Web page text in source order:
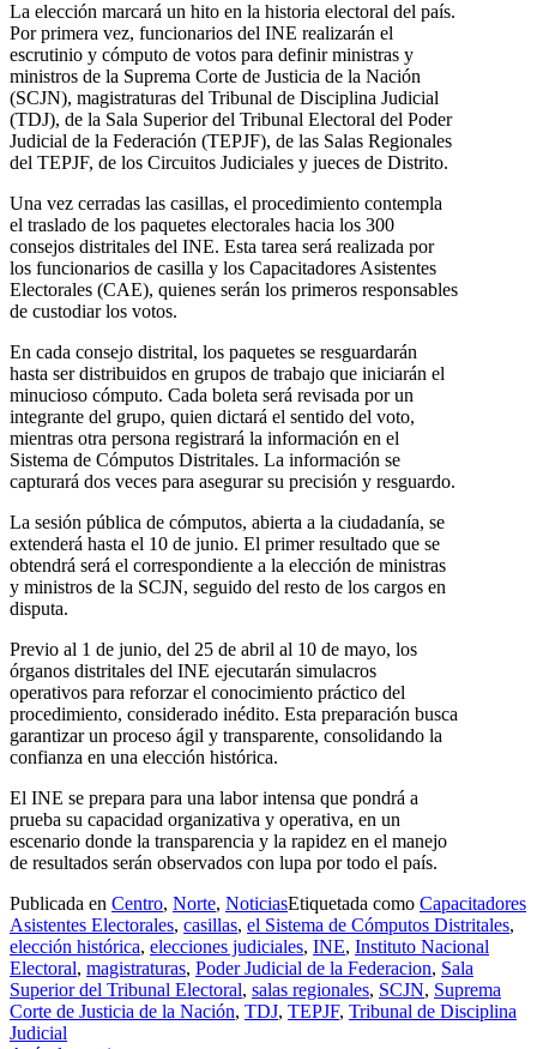
La elección marcará un hito en la historia electoral del país.
Por primera vez, funcionarios del INE realizarán el
escrutinio y cómputo de votos para definir ministras y
ministros de la Suprema Corte de Justicia de la Nación
(SCJN), magistraturas del Tribunal de Disciplina Judicial
(TDJ), de la Sala Superior del Tribunal Electoral del Poder
Judicial de la Federación (TEPJF), de las Salas Regionales
del TEPJF, de los Circuitos Judiciales y jueces de Distrito.
Una vez cerradas las casillas, el procedimiento contempla
el traslado de los paquetes electorales hacia los 300
consejos distritales del INE. Esta tarea será realizada por
los funcionarios de casilla y los Capacitadores Asistentes
Electorales (CAE), quienes serán los primeros responsables
de custodiar los votos.
En cada consejo distrital, los paquetes se resguardarán
hasta ser distribuidos en grupos de trabajo que iniciarán el
minucioso cómputo. Cada boleta será revisada por un
integrante del grupo, quien dictará el sentido del voto,
mientras otra persona registrará la información en el
Sistema de Cómputos Distritales. La información se
capturará dos veces para asegurar su precisión y resguardo.
La sesión pública de cómputos, abierta a la ciudadanía, se
extenderá hasta el 10 de junio. El primer resultado que se
obtendrá será el correspondiente a la elección de ministras
y ministros de la SCJN, seguido del resto de los cargos en
disputa.
Previo al 1 de junio, del 25 de abril al 10 de mayo, los
órganos distritales del INE ejecutarán simulacros
operativos para reforzar el conocimiento práctico del
procedimiento, considerado inédito. Esta preparación busca
garantizar un proceso ágil y transparente, consolidando la
confianza en una elección histórica.
El INE se prepara para una labor intensa que pondrá a
prueba su capacidad organizativa y operativa, en un
escenario donde la transparencia y la rapidez en el manejo
de resultados serán observados con lupa por todo el país.
Publicada en Centro, Norte, NoticiasEtiquetada como Capacitadores
Asistentes Electorales, casillas, el Sistema de Cómputos Distritales,
elección histórica, elecciones judiciales, INE, Instituto Nacional
Electoral, magistraturas, Poder Judicial de la Federacion, Sala
Superior del Tribunal Electoral, salas regionales, SCJN, Suprema
Corte de Justicia de la Nación, TDJ, TEPJF, Tribunal de Disciplina
Judicial